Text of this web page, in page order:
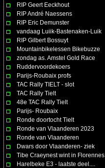
RIP Geert Eeckhout
RIP André Naessens
RIP Eric Demunster
vandaag Luiik-Bastenaken-Luik
RIP Gilbert Bossuyt
Mountainbikelessen Bikebuzze
zondag as. Amstel Gold Race
Ruddervoordekoers
Parijs-Roubaix profs
TAC Rally TIELT - slot
TAC Rally Tielt
48e TAC Rally Tielt
Parijs- Roubaix
Ronde doortocht Tielt
Ronde van Vlaanderen 2023
Ronde van Vlaanderen
Dwars door Vlaanderen- ziek
Tibe Craeynest wint in Florennes
Harelbeke E3 - laatste deel....